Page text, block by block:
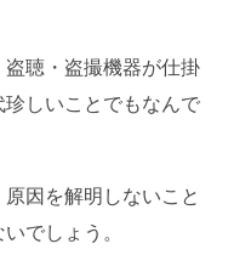
聴・盗撮機器が仕掛
しいことでもなんで
因を解明しないこと
でしょう。